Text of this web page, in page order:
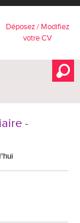
Déposez / Modifiez
votre CV
-